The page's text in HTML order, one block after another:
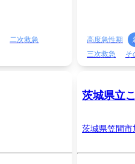
二次救急
高度急性期
三次救急
そ
茨城県立
茨城県笠間